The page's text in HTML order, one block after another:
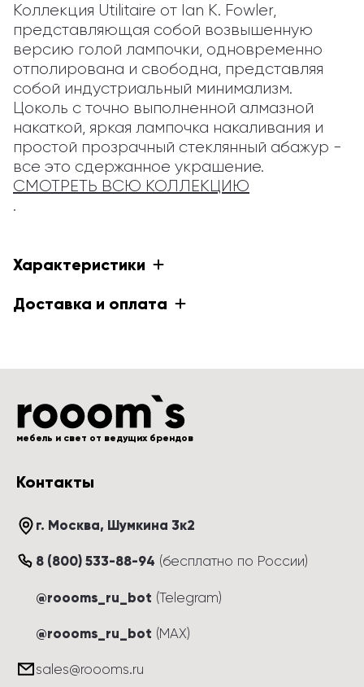
Коллекция Utilitaire от Ian K. Fowler,
представляющая собой возвышенную
версию голой лампочки, одновременно
отполирована и свободна, представляя
собой индустриальный минимализм.
Цоколь с точно выполненной алмазной
накаткой, яркая лампочка накаливания и
простой прозрачный стеклянный абажур -
все это сдержанное украшение.
СМОТРЕТЬ ВСЮ КОЛЛЕКЦИЮ
.
Характеристики
Доставка и оплата
мебель и свет от ведущих брендов
Контакты
г. Москва, Шумкина 3к2
8 (800) 533-88-94 (бесплатно по России)
@roooms_ru_bot (Telegram)
@roooms_ru_bot (MAX)
sales@roooms.ru